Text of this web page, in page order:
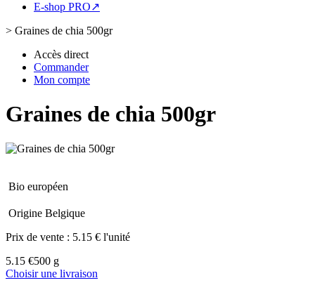
E-shop PRO↗
> Graines de chia 500gr
Accès direct
Commander
Mon compte
Graines de chia 500gr
Bio européen
Origine Belgique
Prix de vente : 5.15 € l'unité
5.15 €500 g
Choisir une livraison